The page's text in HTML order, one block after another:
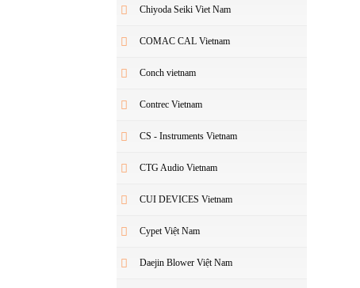
Chiyoda Seiki Viet Nam
COMAC CAL Vietnam
Conch vietnam
Contrec Vietnam
CS - Instruments Vietnam
CTG Audio Vietnam
CUI DEVICES Vietnam
Cypet Việt Nam
Daejin Blower Việt Nam